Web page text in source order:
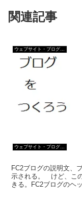
関連記事
ウェブサイト・ブログ作成
FC2ブログの説明文、
示される。 けど、こ
きる。FC2ブログのヘ